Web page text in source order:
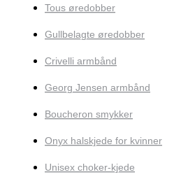
Tous øredobber
Gullbelagte øredobber
Crivelli armbånd
Georg Jensen armbånd
Boucheron smykker
Onyx halskjede for kvinner
Unisex choker-kjede